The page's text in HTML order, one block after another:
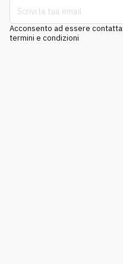
Acconsento ad essere
termini e condizioni